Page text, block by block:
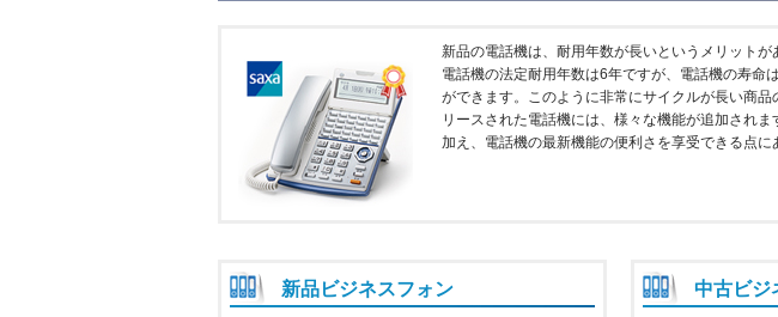
新品の電話機は、耐用年数が長いというメリットが
電話機の法定耐用年数は6年ですが、電話機の寿命
ができます。このように非常にサイクルが長い商
リースされた電話機には、様々な機能が追加され
加え、電話機の最新機能の便利さを享受できる点に
新品ビジネスフォン 中古ビジ